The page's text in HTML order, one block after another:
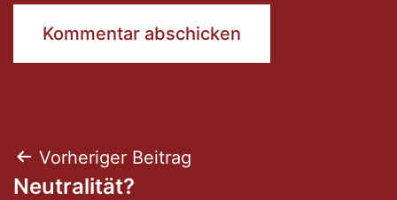
Beitragsnavigation
Vorheriger Beitrag
Neutralität?